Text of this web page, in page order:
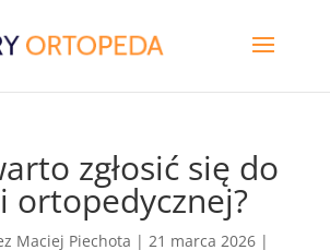
zgłosić się do
ortopedycznej?
Maciej Piechota | 21 marca 2026|